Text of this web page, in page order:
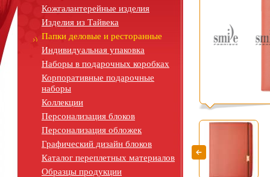
Кожгалантерейные изделия
Изделия из Тайвека
Папки деловые и ресторанные
Индивидуальная упаковка
Наборы в подарочных коробках
Корпоративные подарочные
наборы
Коллекции
Персонализация блоков
Персонализация обложек
Графический дизайн блоков
Каталог переплетных материалов
Образцы продукции